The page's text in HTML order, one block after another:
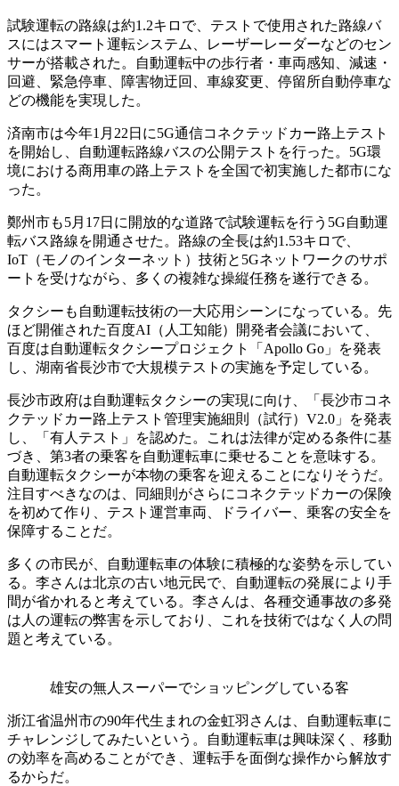
試験運転の路線は約1.2キロで、テストで使用された路線バ
スにはスマート運転システム、レーザーレーダーなどのセン
サーが搭載された。自動運転中の歩行者・車両感知、減速・
回避、緊急停車、障害物迂回、車線変更、停留所自動停車な
どの機能を実現した。
済南市は今年1月22日に5G通信コネクテッドカー路上テスト
を開始し、自動運転路線バスの公開テストを行った。5G環
境における商用車の路上テストを全国で初実施した都市にな
った。
鄭州市も5月17日に開放的な道路で試験運転を行う5G自動運
転バス路線を開通させた。路線の全長は約1.53キロで、
IoT（モノのインターネット）技術と5Gネットワークのサポ
ートを受けながら、多くの複雑な操縦任務を遂行できる。
タクシーも自動運転技術の一大応用シーンになっている。先
ほど開催された百度AI（人工知能）開発者会議において、
百度は自動運転タクシープロジェクト「Apollo Go」を発表
し、湖南省長沙市で大規模テストの実施を予定している。
長沙市政府は自動運転タクシーの実現に向け、「長沙市コネ
クテッドカー路上テスト管理実施細則（試行）V2.0」を発表
し、「有人テスト」を認めた。これは法律が定める条件に基
づき、第3者の乗客を自動運転車に乗せることを意味する。
自動運転タクシーが本物の乗客を迎えることになりそうだ。
注目すべきなのは、同細則がさらにコネクテッドカーの保険
を初めて作り、テスト運営車両、ドライバー、乗客の安全を
保障することだ。
多くの市民が、自動運転車の体験に積極的な姿勢を示してい
る。李さんは北京の古い地元民で、自動運転の発展により手
間が省かれると考えている。李さんは、各種交通事故の多発
は人の運転の弊害を示しており、これを技術ではなく人の問
題と考えている。
雄安の無人スーパーでショッピングしている客
浙江省温州市の90年代生まれの金虹羽さんは、自動運転車に
チャレンジしてみたいという。自動運転車は興味深く、移動
の効率を高めることができ、運転手を面倒な操作から解放す
るからだ。